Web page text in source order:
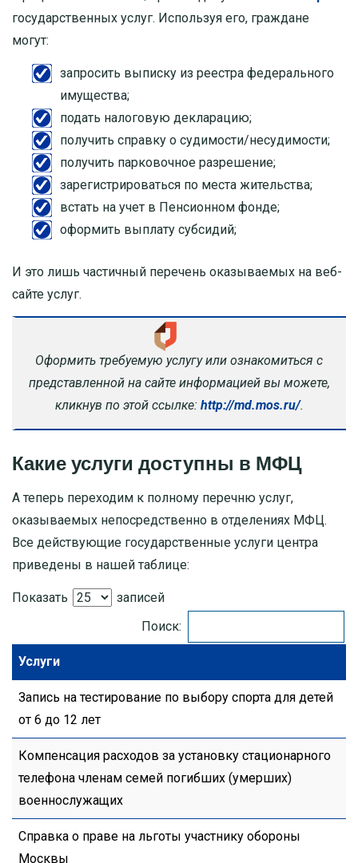
государственных услуг. Используя его, граждане
могут:
запросить выписку из реестра федерального
имущества;
подать налоговую декларацию;
получить справку о судимости/несудимости;
получить парковочное разрешение;
зарегистрироваться по места жительства;
встать на учет в Пенсионном фонде;
оформить выплату субсидий;
И это лишь частичный перечень оказываемых на веб-
сайте услуг.
Оформить требуемую услугу или ознакомиться с
представленной на сайте информацией вы можете,
кликнув по этой ссылке: http://md.mos.ru/.
Какие услуги доступны в МФЦ
А теперь переходим к полному перечню услуг,
оказываемых непосредственно в отделениях МФЦ.
Все действующие государственные услуги центра
приведены в нашей таблице:
Показать
записей
Поиск:
Услуги
Запись на тестирование по выбору спорта для детей
от 6 до 12 лет
Компенсация расходов за установку стационарного
телефона членам семей погибших (умерших)
военнослужащих
Справка о праве на льготы участнику обороны
Москвы